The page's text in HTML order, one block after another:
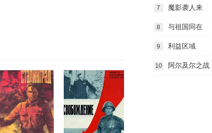
7 魔影袭人来
8 与祖国同在
9 利益区域
10 阿尔及尔之战